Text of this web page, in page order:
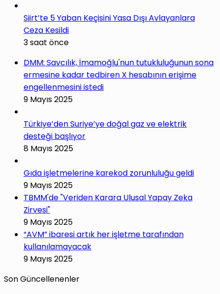
Siirt’te 5 Yaban Keçisini Yasa Dışı Avlayanlara
Ceza Kesildi
3 saat önce
DMM: Savcılık, İmamoğlu'nun tutukluluğunun sona
ermesine kadar tedbiren X hesabının erişime
engellenmesini istedi
9 Mayıs 2025
Türkiye’den Suriye’ye doğal gaz ve elektrik
desteği başlıyor
8 Mayıs 2025
Gıda işletmelerine karekod zorunluluğu geldi
9 Mayıs 2025
TBMM'de "Veriden Karara Ulusal Yapay Zeka
Zirvesi"
9 Mayıs 2025
“AVM” ibaresi artık her işletme tarafından
kullanılamayacak
9 Mayıs 2025
Son Güncellenenler